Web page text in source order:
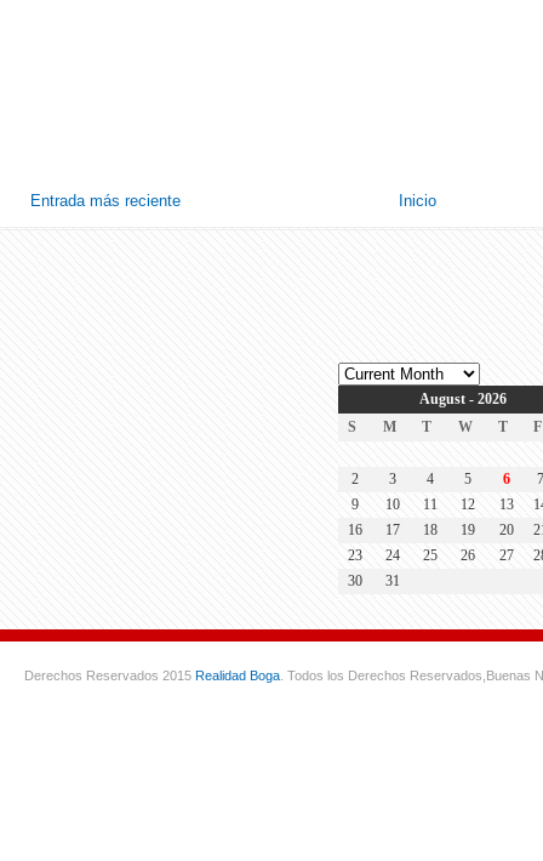
Entrada más reciente Inicio
August - 2026
S
M T W T F
2 3 4 5 6
9
10 11 12 13
16
17 18 19 20
23
24 25 26 27
30
31
Derechos Reservados 2015 Realidad Boga . Todos los Derechos Reservados, Buenas